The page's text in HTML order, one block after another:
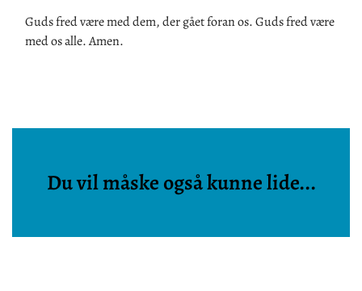
Guds fred være med dem, der gået foran os. Guds fred være
med os alle. Amen.
Du vil måske også kunne lide...